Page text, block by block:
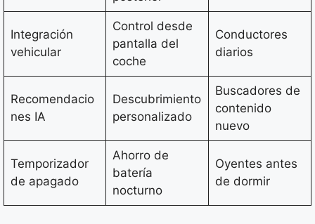
Integración
vehicular
Control desde
pantalla del
coche
Conductores
diarios
Recomendacio
nes IA
Descubrimiento
personalizado
Buscadores de
contenido
nuevo
Temporizador
de apagado
Ahorro de
batería
nocturno
Oyentes antes
de dormir